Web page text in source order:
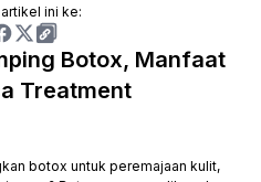
ini ke:
Botox, Manfaat
Treatment
botox untuk peremajaan kulit,